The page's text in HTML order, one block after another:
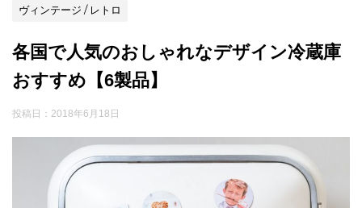
ヴィンテージ / レトロ
各国で人気のおしゃれなデザイン冷蔵庫
おすすめ【6製品】
投稿日： 2018年6月18日